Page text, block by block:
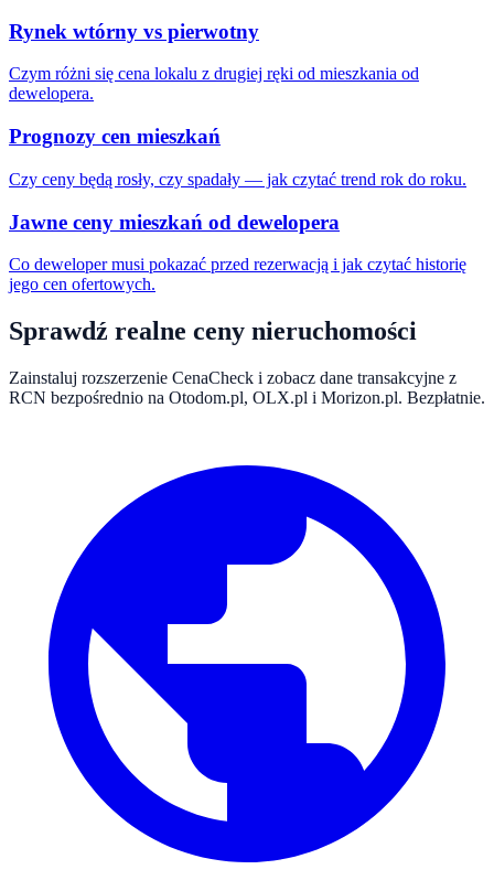
Rynek wtórny vs pierwotny
Czym różni się cena lokalu z drugiej ręki od mieszkania od
dewelopera.
Prognozy cen mieszkań
Czy ceny będą rosły, czy spadały — jak czytać trend rok do roku.
Jawne ceny mieszkań od dewelopera
Co deweloper musi pokazać przed rezerwacją i jak czytać historię
jego cen ofertowych.
Sprawdź realne ceny nieruchomości
Zainstaluj rozszerzenie CenaCheck i zobacz dane transakcyjne z
RCN bezpośrednio na Otodom.pl, OLX.pl i Morizon.pl. Bezpłatnie.